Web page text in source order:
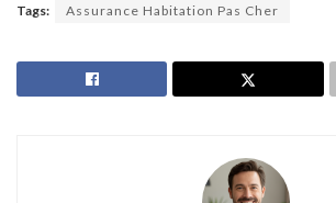
Tags: Assurance Habitation Pas Cher